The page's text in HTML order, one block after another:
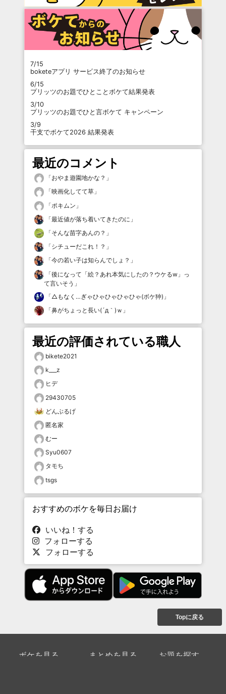
7/15
boketeアプリ サービス終了のお知らせ
6/15
プリッツのお題でひとことボケて結果発表
3/10
プリッツのお題でひと言ボケて キャンペーン
3/9
干支でボケて2026 結果発表
最近のコメント
「おやま遊園地かな？ 」
「映画化してて草 」
「ポキムン 」
「最近値が落ち着いてきたのに 」
「そんな苗字あんの？ 」
「シチューだこれ！？ 」
「今の若い子は知らんでしょ？ 」
「後になって「絵？あれ本気にしたの？ウケるw」っ
て言いそう 」
「△もなく…ぎゃひゃひゃひゃひゃ(ボケ狆) 」
「鼻がちょっと長い(´д｀)ｗ 」
最近の評価されている職人
bikete2021
k___z
ヒデ
29430705
どんぶるげ
匿名家
むー
Syu0607
タモち
tsgs
おすすめのボケを毎日お届け
いいね！する
フォローする
フォローする
Topに戻る
ボケを見る まとめを見る お題を探す